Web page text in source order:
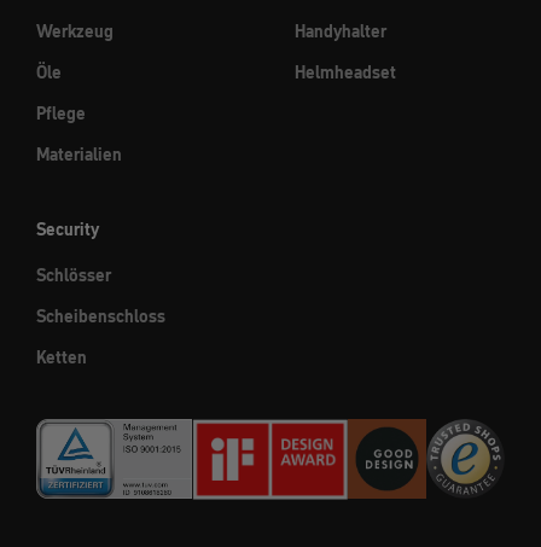
Werkzeug
Öle
Pflege
Materialien
Handyhalter
Helmheadset
Security
Schlösser
Scheibenschloss
Ketten